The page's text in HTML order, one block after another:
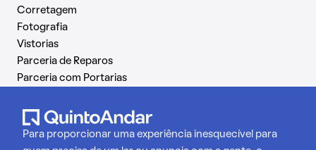
Corretagem
Fotografia
Vistorias
Parceria de Reparos
Parceria com Portarias
Para proporcionar uma experiência inesquecível para